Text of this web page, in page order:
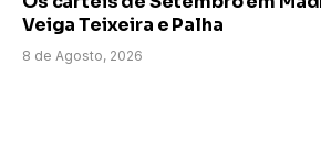
Veiga Teixeira e Palha
8 de Agosto, 2026